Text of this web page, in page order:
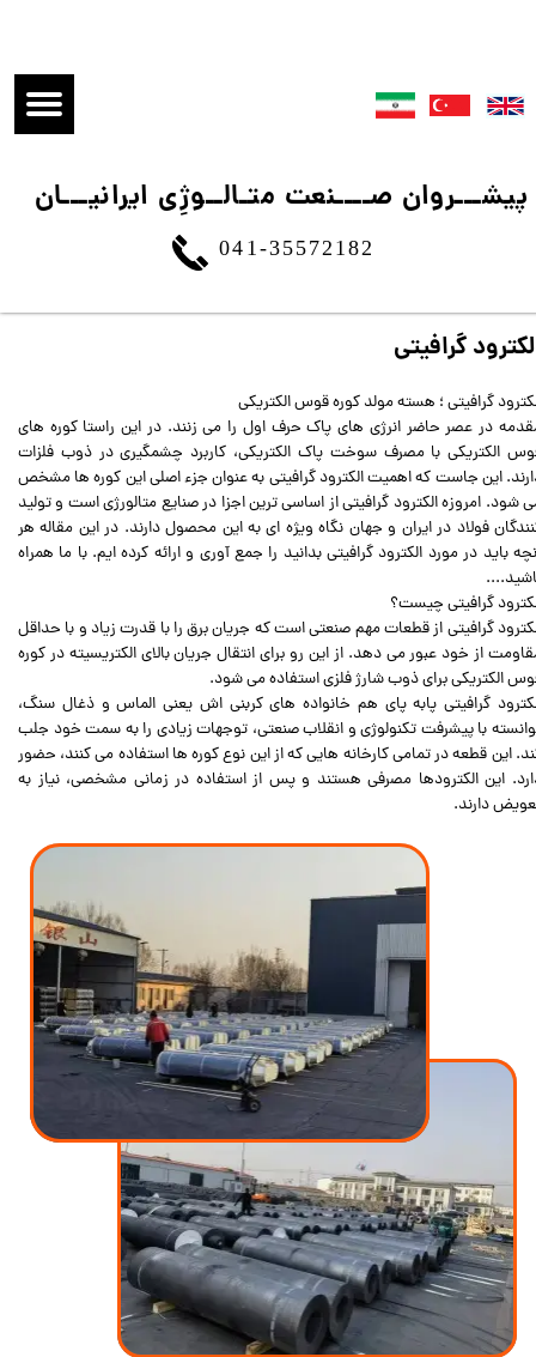
​پیشـــروان صــــنعت متـالــوژِی ایرانیـــان
041-35572182
گرافیتی
گرافیتی ؛ هسته مولد کوره قوس الکتریکی
در عصر حاضر انرژی های پاک حرف اول را می زنند. در این راستا کوره های
الکتریکی با مصرف سوخت پاک الکتریکی، کاربرد چشمگیری در ذوب فلزات
این جاست که اهمیت الکترود گرافیتی به عنوان جزء اصلی این کوره ها مشخص
شود. امروزه الکترود گرافیتی از اساسی ترین اجزا در صنایع متالورژی است و تولید
فولاد در ایران و جهان نگاه ویژه ای به این محصول دارند. در این مقاله هر
باید در مورد الکترود گرافیتی بدانید را جمع آوری و ارائه کرده ایم. با ما همراه
گرافیتی چیست؟
گرافیتی از قطعات مهم صنعتی است که جریان برق را با قدرت زیاد و با حداقل
از خود عبور می دهد. از این رو برای انتقال جریان بالای الکتریسیته در کوره
الکتریکی برای ذوب شارژ فلزی استفاده می شود.
گرافیتی پابه پای هم خانواده های کربنی اش یعنی الماس و ذغال سنگ،
با پیشرفت تکنولوژی و انقلاب صنعتی، توجهات زیادی را به سمت خود جلب
این قطعه در تمامی کارخانه هایی که از این نوع کوره ها استفاده می کنند، حضور
این الکترودها مصرفی هستند و پس از استفاده در زمانی مشخصی، نیاز به
دارند.